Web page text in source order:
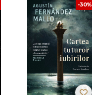
-30%